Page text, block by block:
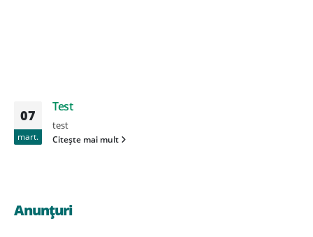
07
mart.
Test
test
Citește mai mult
Anunțuri